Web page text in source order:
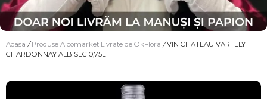
Acasa / Produse Alcomarket Livrate de OkFlora / VIN CHATEAU VARTELY
CHARDONNAY ALB SEC 0,75L